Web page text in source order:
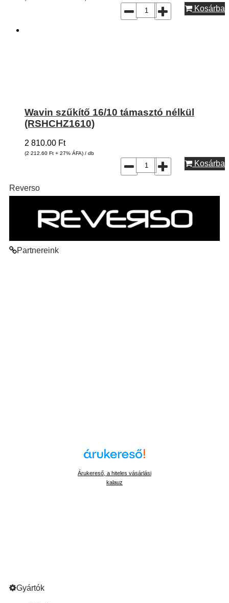
Kosárba
Wavin szűkítő 16/10 támasztó nélkül
(RSHCHZ1610)
2 810.00 Ft
(2 212.60 Ft + 27% ÁFA) / db
Kosárba
Reverso
Partnereink
Árukereső, a hiteles vásárlási
kalauz
Gyártók